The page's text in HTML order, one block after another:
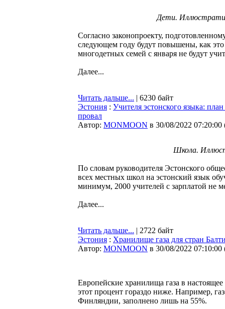
Дети.
Согласно законопроекту,
следующем году будут повышены, как
многодетных семей с января не будут
Далее...
Читать дальше... | 6230 байт
Эстония : Учителя эстонского языка:
провал
Автор: MONMOON в 30/08/2022 07:20:00
Школа.
По словам руководителя Эстонского
всех местных школ на эстонский язык
минимум, 2000 учителей с зарплатой не
Далее...
Читать дальше... | 2722 байт
Эстония : Хранилище газа для стран
Автор: MONMOON в 30/08/2022 07:10:00
Европейские хранилища газа в
этот процент гораздо ниже. Например,
Финляндии, заполнено лишь на 55%.